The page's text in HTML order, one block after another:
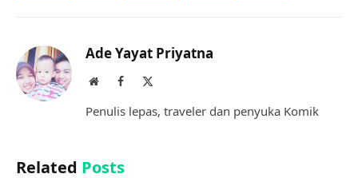
Ade Yayat Priyatna
WebsiteFacebook
Penulis lepas, traveler dan penyuka Komik
Related Posts